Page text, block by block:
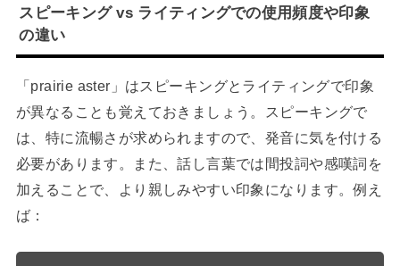
スピーキング vs ライティングでの使用頻度や印象
の違い
「prairie aster」はスピーキングとライティングで印象
が異なることも覚えておきましょう。スピーキングで
は、特に流暢さが求められますので、発音に気を付ける
必要があります。また、話し言葉では間投詞や感嘆詞を
加えることで、より親しみやすい印象になります。例え
ば：